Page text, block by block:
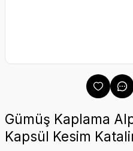
Gümüş Kaplama
Kapsül Kesim